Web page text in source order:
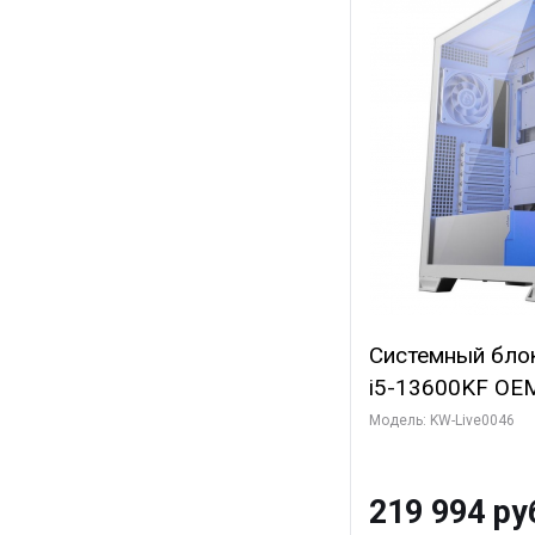
Системный
i5-13600KF
7, C14 8EC/
SSD)
Модель: KW-Live0046
219 994